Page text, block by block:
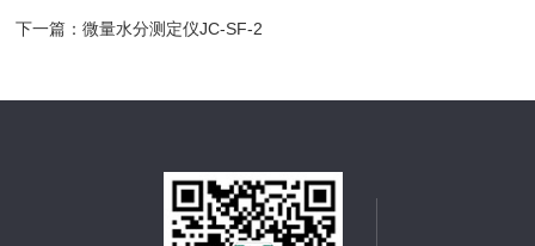
下一篇：微量水分测定仪JC-SF-2